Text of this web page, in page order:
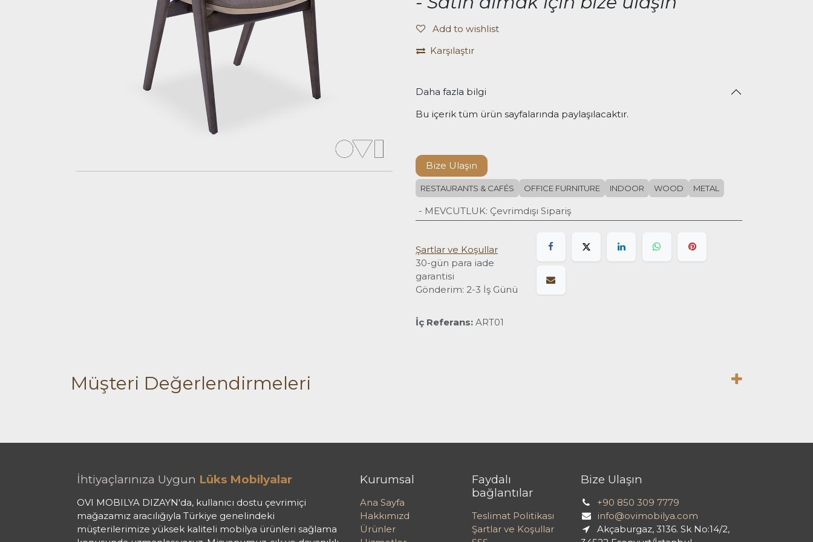
Add to wishlist
Karşılaştır
Daha fazla bilgi
Bu içerik tüm ürün sayfalarında paylaşılacaktır.
Bize Ulaşın
RESTAURANTS & CAFÉS OFFICE FURNITURE INDOOR WOOD METAL
- MEVCUTLUK: Çevrimdışı Sipariş
Şartlar ve Koşullar
30-gün para iade
garantisi
Gönderim: 2-3 İş Günü
İç Referans: ART01
Müşteri Değerlendirmeleri
İhtiyaçlarınıza Uygun Lüks Mobilyalar
OVI MOBILYA DIZAYN'da, kullanıcı dostu çevrimiçi
mağazamız aracılığıyla Türkiye genelindeki
müşterilerimize yüksek kaliteli mobilya ürünleri sağlama
Bize Ulaşın
+90 850 309 7779
info@ovimobilya.com
Akçaburgaz, 3136. Sk No:14/2,
Faydalı
bağlantılar
Teslimat Politikası
Şartlar ve Koşullar
Kurumsal
Ana Sayfa
Hakkımızd
Ürünler